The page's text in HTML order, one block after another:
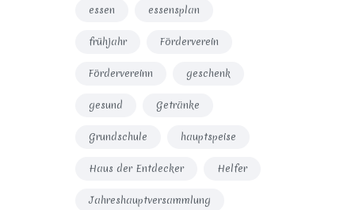
essen essensplan
frühjahr Förderverein
Fördervereinn geschenk
gesund Getränke
Grundschule hauptspeise
Haus der Entdecker Helfer
Jahreshauptversammlung